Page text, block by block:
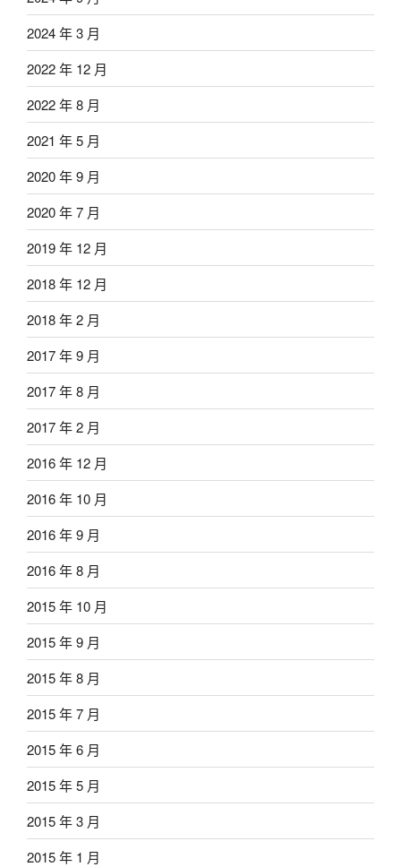
2024 年 3 月
2022 年 12 月
2022 年 8 月
2021 年 5 月
2020 年 9 月
2020 年 7 月
2019 年 12 月
2018 年 12 月
2018 年 2 月
2017 年 9 月
2017 年 8 月
2017 年 2 月
2016 年 12 月
2016 年 10 月
2016 年 9 月
2016 年 8 月
2015 年 10 月
2015 年 9 月
2015 年 8 月
2015 年 7 月
2015 年 6 月
2015 年 5 月
2015 年 3 月
2015 年 1 月